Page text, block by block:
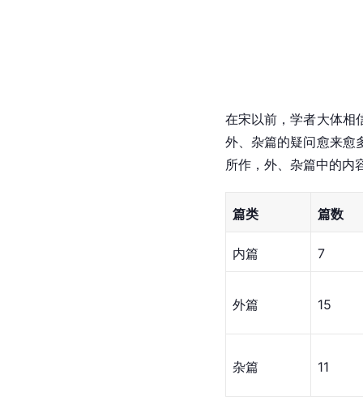
在宋以前，学者大体相
外、杂篇的疑问愈来愈
所作，外、杂篇中的内
篇类 篇数
内篇 7
外篇 15
杂篇 11